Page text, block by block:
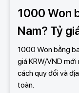
1000 Won
Nam? Tỷ
1000 Won bằng
giá KRW/VND
cách quy đổi và
toàn.